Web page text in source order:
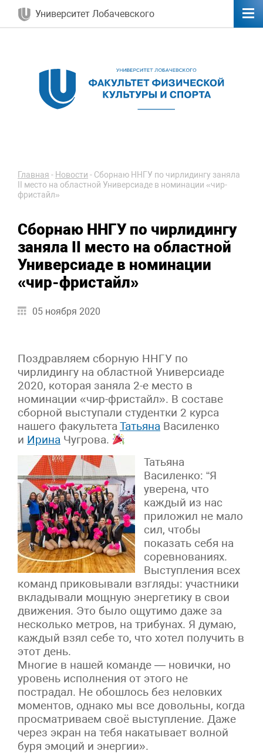
Университет Лобачевского
Главная - Новости - Сборнаю ННГУ по чирлидингу заняла
II место на областной Универсиаде в номинации «чир-
фристайл»
Сборнаю ННГУ по чирлидингу
заняла II место на областной
Универсиаде в номинации
«чир-фристайл»
05 ноября 2020
Поздравляем сборную ННГУ по
чирлидингу на областной Универсиаде
2020, которая заняла 2-е место в
номинации «чир-фристайл». В составе
сборной выступали студентки 2 курса
нашего факультетаТатьяна Василенко
и Ирина Чугрова.
Татьяна
Василенко: “Я
уверена, что
каждый из нас
приложил не мало
сил, чтобы
показать себя на
соревнованиях.
Выступления всех
команд приковывали взгляды: участники
вкладывали мощную энергетику в свои
движения. Это было ощутимо даже за
несколько метров, на трибунах. Я думаю,
каждый взял себе то, что хотел получить в
этот день.
Многие в нашей команде — новички, но
уровень исполнения от этого не
пострадал. Не обошлось без неловких
моментов, однако мы все довольны, когда
просматриваем своё выступление. Даже
через экран на тебя накатывает волной
буря эмоций и энергии».